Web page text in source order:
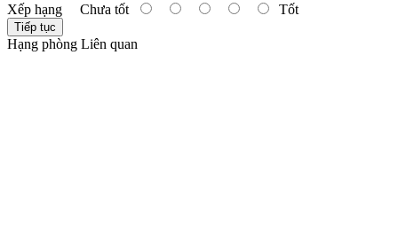
Xếp hạng Chưa tốt Tốt
Tiếp tục
Hạng phòng Liên quan